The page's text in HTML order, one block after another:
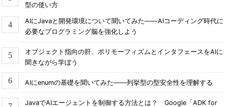
型の使い方
AIにJavaと開発環境について聞いてみた――AIコーディング時代に
必要なプログラミング脳を強化しよう
オブジェクト指向の肝、ポリモーフィズムとインタフェースをAIに
聞きながら学ぼう
AIにenumの基礎を聞いてみた――列挙型の型安全性を理解する
JavaでAIエージェントを制御する方法とは？ Google「ADK for